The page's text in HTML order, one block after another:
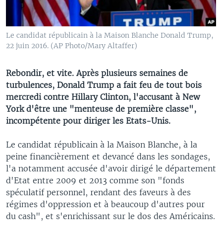
Le candidat républicain à la Maison Blanche Donald Trump,
22 juin 2016. (AP Photo/Mary Altaffer)
Rebondir, et vite. Après plusieurs semaines de
turbulences, Donald Trump a fait feu de tout bois
mercredi contre Hillary Clinton, l'accusant à New
York d'être une "menteuse de première classe",
incompétente pour diriger les Etats-Unis.
Le candidat républicain à la Maison Blanche, à la
peine financièrement et devancé dans les sondages,
l'a notamment accusée d'avoir dirigé le département
d'Etat entre 2009 et 2013 comme son "fonds
spéculatif personnel, rendant des faveurs à des
régimes d'oppression et à beaucoup d'autres pour
du cash", et s'enrichissant sur le dos des Américains.